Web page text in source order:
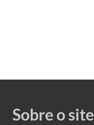
Sobre o site